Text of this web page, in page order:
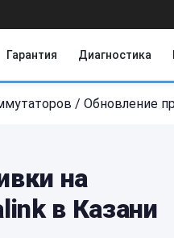
Гарантия Диагностика
/ Обновление
на
в Казани